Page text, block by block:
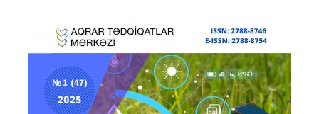
Prev